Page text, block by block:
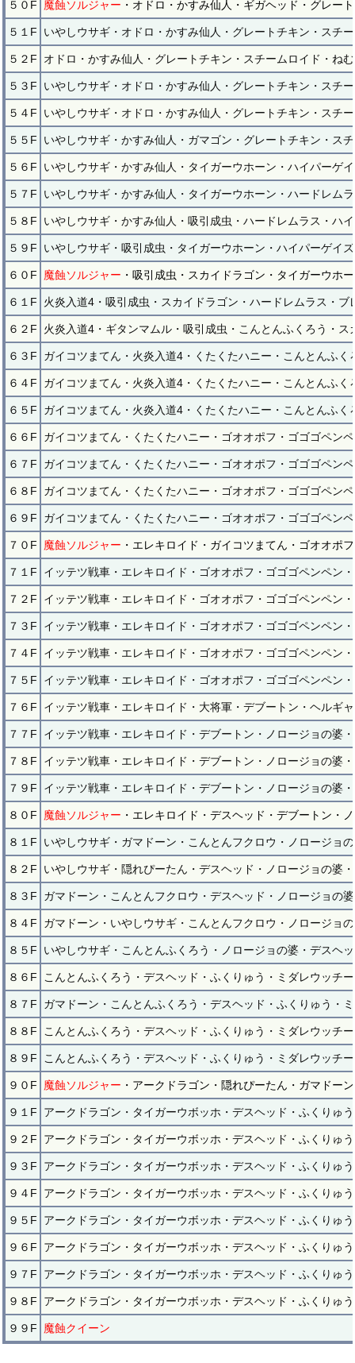
５０F 魔蝕ソルジャー ・オドロ・かすみ仙人・ギガヘッド・グレー
５１F いやしウサギ・オドロ・かすみ仙人・グレートチキン・スチ
５２F オドロ・かすみ仙人・グレートチキン・スチームロイド・ね
５３F いやしウサギ・オドロ・かすみ仙人・グレートチキン・スチ
５４F いやしウサギ・オドロ・かすみ仙人・グレートチキン・スチ
５５F いやしウサギ・かすみ仙人・ガマゴン・グレートチキン・ス
５６F いやしウサギ・かすみ仙人・タイガーウホーン・ハイパーゲ
５７F いやしウサギ・かすみ仙人・タイガーウホーン・ハードレム
５８F いやしウサギ・かすみ仙人・吸引成虫・ハードレムラス・ハ
５９F いやしウサギ・吸引成虫・タイガーウホーン・ハイパーゲイ
６０F 魔蝕ソルジャー ・吸引成虫・スカイドラゴン・タイガーウホ
６１F 火炎入道4・吸引成虫・スカイドラゴン・ハードレムラス・ブ
６２F 火炎入道4・ギタンマムル・吸引成虫・こんとんふくろう・
６３F ガイコツまてん・火炎入道4・くたくたハニー・こんとんふ
６４F ガイコツまてん・火炎入道4・くたくたハニー・こんとんふ
６５F ガイコツまてん・火炎入道4・くたくたハニー・こんとんふ
６６F ガイコツまてん・くたくたハニー・ゴオオポフ・ゴゴゴペン
６７F ガイコツまてん・くたくたハニー・ゴオオポフ・ゴゴゴペン
６８F ガイコツまてん・くたくたハニー・ゴオオポフ・ゴゴゴペン
６９F ガイコツまてん・くたくたハニー・ゴオオポフ・ゴゴゴペン
７０F 魔蝕ソルジャー ・エレキロイド・ガイコツまてん・ゴオオポ
７１F イッテツ戦車・エレキロイド・ゴオオポフ・ゴゴゴペンペン
７２F イッテツ戦車・エレキロイド・ゴオオポフ・ゴゴゴペンペン
７３F イッテツ戦車・エレキロイド・ゴオオポフ・ゴゴゴペンペン
７４F イッテツ戦車・エレキロイド・ゴオオポフ・ゴゴゴペンペン
７５F イッテツ戦車・エレキロイド・ゴオオポフ・ゴゴゴペンペン
７６F イッテツ戦車・エレキロイド・大将軍・デブートン・ヘルギ
７７F イッテツ戦車・エレキロイド・デブートン・ノロージョの婆
７８F イッテツ戦車・エレキロイド・デブートン・ノロージョの婆
７９F イッテツ戦車・エレキロイド・デブートン・ノロージョの婆
８０F 魔蝕ソルジャー ・エレキロイド・デスヘッド・デブートン・
８１F いやしウサギ・ガマドーン・こんとんフクロウ・ノロージョ
８２F いやしウサギ・隠れぴーたん・デスヘッド・ノロージョの婆
８３F ガマドーン・こんとんフクロウ・デスヘッド・ノロージョの
８４F ガマドーン・いやしウサギ・こんとんフクロウ・ノロージョ
８５F いやしウサギ・こんとんふくろう・ノロージョの婆・デスヘ
８６F こんとんふくろう・デスヘッド・ふくりゅう・ミダレウッチ
８７F ガマドーン・こんとんふくろう・デスヘッド・ふくりゅう・
８８F こんとんふくろう・デスヘッド・ふくりゅう・ミダレウッチ
８９F こんとんふくろう・デスへッド・ふくりゅう・ミダレウッチ
９０F 魔蝕ソルジャー ・アークドラゴン・隠れぴーたん・ガマドー
９１F アークドラゴン・タイガーウボッホ・デスヘッド・ふくりゅ
９２F アークドラゴン・タイガーウボッホ・デスヘッド・ふくりゅ
９３F アークドラゴン・タイガーウボッホ・デスヘッド・ふくりゅ
９４F アークドラゴン・タイガーウボッホ・デスヘッド・ふくりゅ
９５F アークドラゴン・タイガーウボッホ・デスヘッド・ふくりゅ
９６F アークドラゴン・タイガーウボッホ・デスヘッド・ふくりゅ
９７F アークドラゴン・タイガーウボッホ・デスヘッド・ふくりゅ
９８F アークドラゴン・タイガーウボッホ・デスヘッド・ふくりゅ
９９F 魔蝕クイーン